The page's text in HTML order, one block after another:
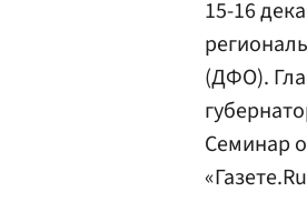
15-16
(ДФО).
Семинар